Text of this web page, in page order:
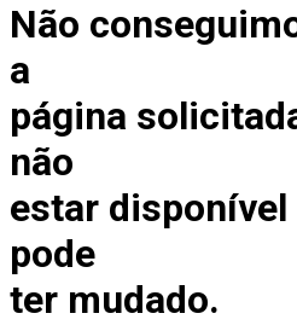
Não
a
página
não
estar disponível
pode
ter mudado.